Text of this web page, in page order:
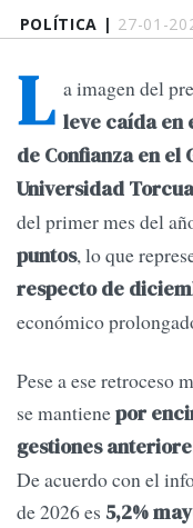
POLÍTICA | 27-01-
L a imagen del
leve caída en
de Confianza en el
Universidad
del primer mes del
puntos, lo que
respecto de
económico
Pese a ese retroceso
se mantienepor
gestiones
De acuerdo con el
de 2026 es 5,2%